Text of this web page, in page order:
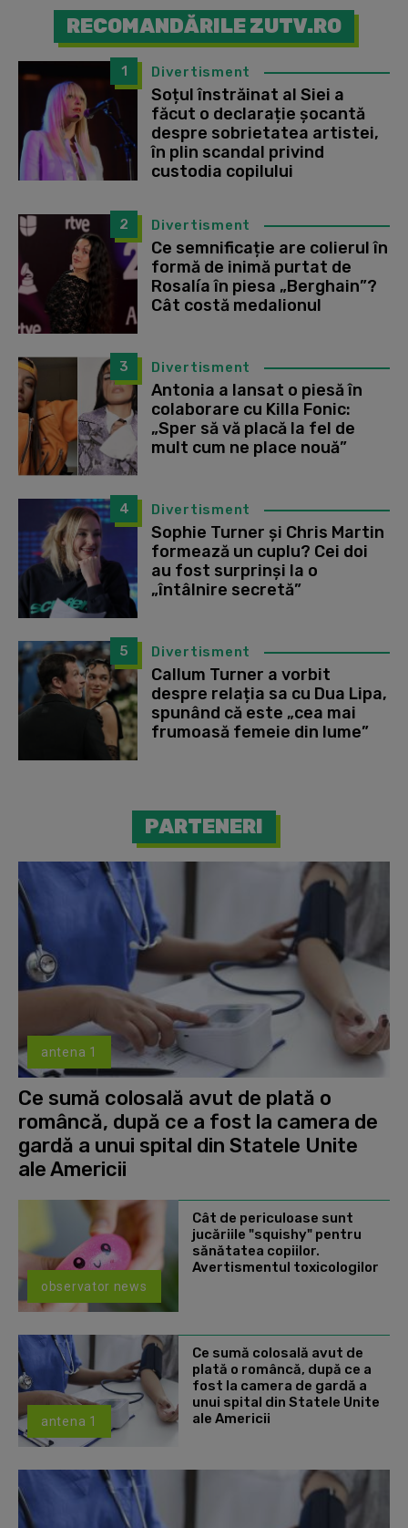
RECOMANDĂRILE ZUTV.RO
1 Divertisment
Soțul înstrăinat al Siei a
făcut o declarație șocantă
despre sobrietatea artistei,
în plin scandal privind
custodia copilului
2 Divertisment
Ce semnificație are colierul în
formă de inimă purtat de
Rosalía în piesa „Berghain”?
Cât costă medalionul
3 Divertisment
Antonia a lansat o piesă în
colaborare cu Killa Fonic:
„Sper să vă placă la fel de
mult cum ne place nouă”
4 Divertisment
Sophie Turner și Chris Martin
formează un cuplu? Cei doi
au fost surprinși la o
„întâlnire secretă”
5 Divertisment
Callum Turner a vorbit
despre relația sa cu Dua Lipa,
spunând că este „cea mai
frumoasă femeie din lume”
PARTENERI
antena 1
Ce sumă colosală avut de plată o
româncă, după ce a fost la camera de
gardă a unui spital din Statele Unite
ale Americii
observator news
Cât de periculoase sunt
jucăriile "squishy" pentru
sănătatea copiilor.
Avertismentul toxicologilor
antena 1
Ce sumă colosală avut de
plată o româncă, după ce a
fost la camera de gardă a
unui spital din Statele Unite
ale Americii